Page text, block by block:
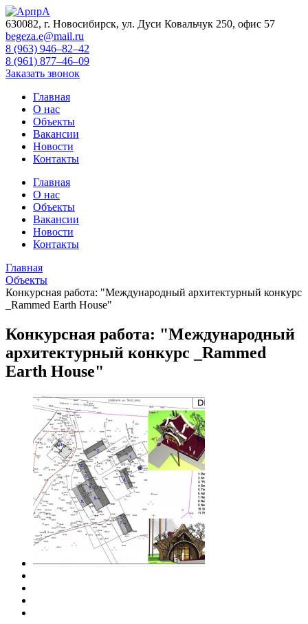
630082, г. Новосибирск, ул. Дуси Ковальчук 250, офис 57
begeza.e@mail.ru
8 (963) 946–82–42
8 (961) 877–46–09
Заказать звонок
Главная
О нас
Объекты
Вакансии
Новости
Контакты
Главная
О нас
Объекты
Вакансии
Новости
Контакты
Главная
Объекты
Конкурсная работа: "Международный архитектурный конкурс
_Rammed Earth House"
Конкурсная работа: "Международный
архитектурный конкурс _Rammed
Earth House"